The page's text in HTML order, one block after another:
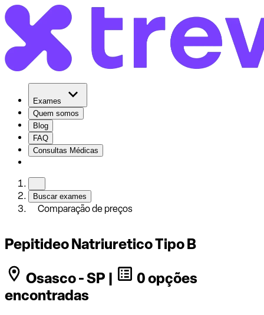
Exames
Quem somos
Blog
FAQ
Consultas Médicas
Buscar exames
Comparação de preços
Pepitideo Natriuretico Tipo B
Osasco - SP |
0 opções
encontradas